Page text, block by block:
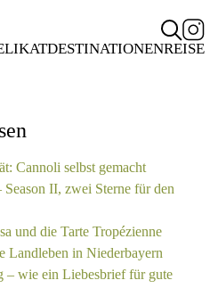
DESTINATIONENREISE
Cannoli selbst gemacht
II, zwei Sterne für den
und die Tarte Tropézienne
Landleben in Niederbayern
– wie ein Liebesbrief für gute